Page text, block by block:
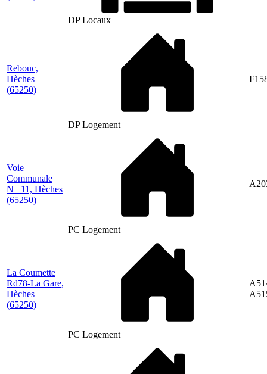
DP Locaux
Rebouc,
Hèches
(65250)
DP Logement
Voie
Communale
N_ 11, Hèches
(65250)
PC Logement
La Coumette
Rd78-La Gare,
Hèches
(65250)
PC Logement